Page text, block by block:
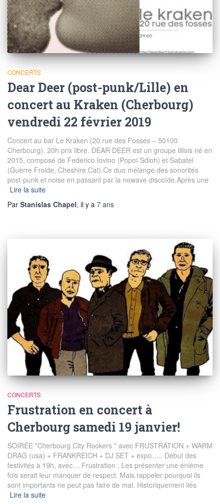
CONCERTS
Dear Deer (post-punk/Lille) en
concert au Kraken (Cherbourg)
vendredi 22 février 2019
Concert au bar Le Kraken (20 rue des Fossés – 50100
Cherbourg), 20h prix libre. DEAR DEER est un groupe lillois né en
2015, composé de Federico Iovino (Popoï Sdioh) et Sabatel
(Guerre Froide, Cheshire Cat).Ce duo mélange des sonorités
post-punk et noise en passant par la nowave discoïde.Après une
Lire la suite
Par Stanislas Chapel, il y a 7 ans
CONCERTS
Frustration en concert à
Cherbourg samedi 19 janvier!
SOIRÉE *Cherbourg City Rockers * avec FRUSTRATION + WARM
DRAG (usa) + FRANKREICH + DJ SET + expo….. Début des
festivités à 19h, avec… Frustration : Les présenter une énième
fois serait leur manquer de respect. Mais rappeler pourquoi ils
sont importants ne peut pas faire de mal. Historiquement liés
Lire la suite